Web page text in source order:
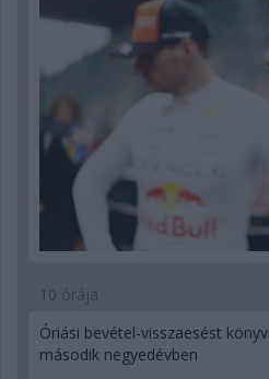
10 órája
Óriási bevétel-visszaesést
második negyedévben